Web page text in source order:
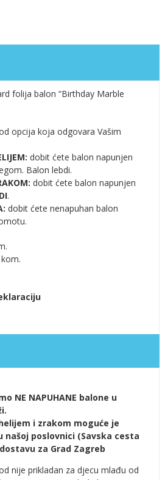
folija balon “Birthday Marble
opcija koja odgovara Vašim
dobit ćete balon napunjen
Balon lebdi.
dobit ćete balon napunjen
.
dobit ćete nenapuhan balon
NE NAPUHANE balone u
i zrakom moguće je
našoj poslovnici (Savska cesta
za Grad Zagreb
nije prikladan za djecu mlađu od